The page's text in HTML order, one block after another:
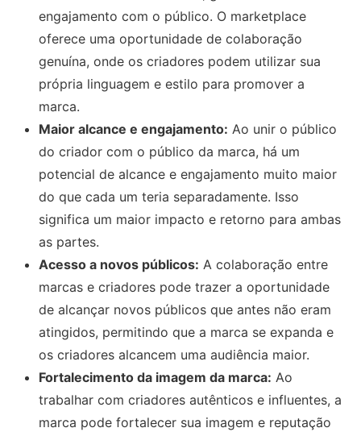
engajamento com o público. O marketplace
oferece uma oportunidade de colaboração
genuína, onde os criadores podem utilizar sua
própria linguagem e estilo para promover a
marca.
Maior alcance e engajamento: Ao unir o público
do criador com o público da marca, há um
potencial de alcance e engajamento muito maior
do que cada um teria separadamente. Isso
significa um maior impacto e retorno para ambas
as partes.
Acesso a novos públicos: A colaboração entre
marcas e criadores pode trazer a oportunidade
de alcançar novos públicos que antes não eram
atingidos, permitindo que a marca se expanda e
os criadores alcancem uma audiência maior.
Fortalecimento da imagem da marca: Ao
trabalhar com criadores autênticos e influentes, a
marca pode fortalecer sua imagem e reputação